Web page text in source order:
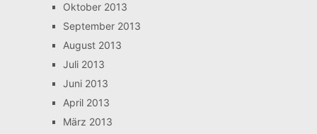
Oktober 2013
September 2013
August 2013
Juli 2013
Juni 2013
April 2013
März 2013